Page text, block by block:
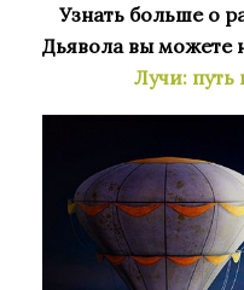
Узнать больше о
Дьявола вы можете
Лучи: